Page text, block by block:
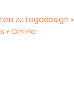
zu Logodesign •
• Online-